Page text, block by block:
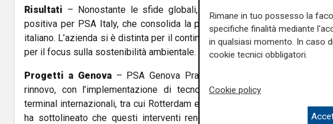
Risultati – Nonostante le sfide globali, il 2024 si prospetta un anno
positiva per PSA Italy, che consolida la propria posizione di leadership
italiano. L’azienda si è distinta per il continuo miglioramento
per il focus sulla sostenibilità ambientale.
Progetti a Genova – PSA Genova Pra’ è al centro di un ambizioso
rinnovo, con l’implementazione di tecnologie avanzate già utilizzate
terminal internazionali, tra cui Rotterdam e Anversa. Roberto Ferrari, CEO
ha sottolineato che questi interventi renderanno Genova un hub di
Rimane in tuo possesso la
specifiche finalità mediante
in qualsiasi momento. In caso
cookie tecnici obbligatori.
Cookie policy